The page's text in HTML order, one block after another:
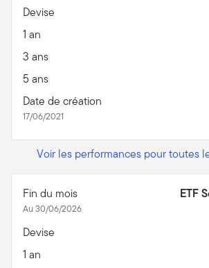
Devise
1 an
3 ans
5 ans
Date de création
17/06/2021
Voir les performances pour toutes
Fin du mois
Au 30/06/2026
ETF
Devise
1 an